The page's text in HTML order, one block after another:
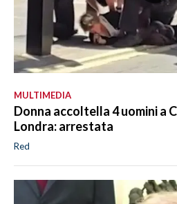
MULTIMEDIA
Donna accoltella 4 uomini a
Londra: arrestata
Red